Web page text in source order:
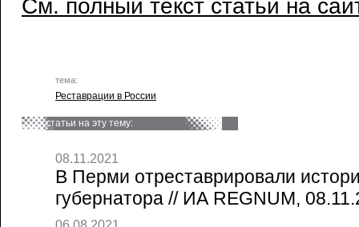
См. полный текст статьи на
тема:
Реставрации в России
статьи на эту тему:
08.11.2021
В Перми отреставрировали
губернатора // ИА REGNUM,